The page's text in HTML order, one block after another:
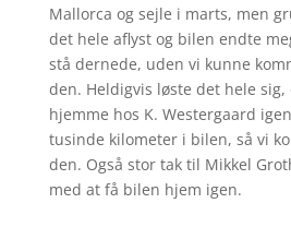
Mallorca og sejle i marts, men
det hele aflyst og bilen endte
stå dernede, uden vi kunne
den. Heldigvis løste det hele
hjemme hos K. Westergaard
tusinde kilometer i bilen, så vi
den. Også stor tak til Mikkel
med at få bilen hjem igen.